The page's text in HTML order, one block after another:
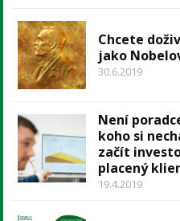
Chcete
jako
30.6.2019
Není
koho si
začít
placený
19.4.2019